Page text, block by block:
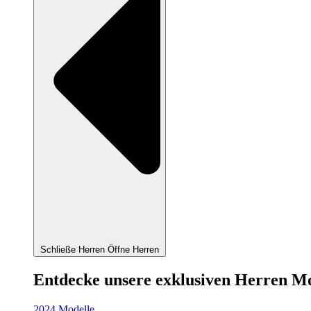
Schließe Herren Öffne Herren
Entdecke unsere exklusiven Herren